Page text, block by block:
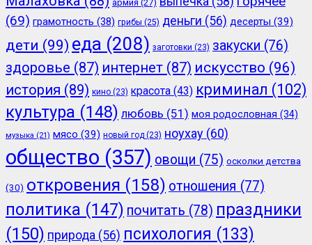
армия (27)
(69) грамотность (38) грибы (25) деньги (56) десерты (39)
дети (99) еда (208) заготовки (23) закуски (76)
здоровье (87) интернет (87) искусство (96)
история (89) кино (23) красота (43) криминал (102)
культура (148) любовь (51) моя родословная (34)
музыка (21) мясо (39) новый год (23) ноухау (60)
общество (357) овощи (75) осколки детства
(30) откровения (158) отношения (77)
политика (147) почитать (78) праздники
(150) природа (56) психология (133)